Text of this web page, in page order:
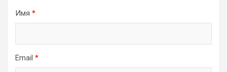
Имя *
Email *